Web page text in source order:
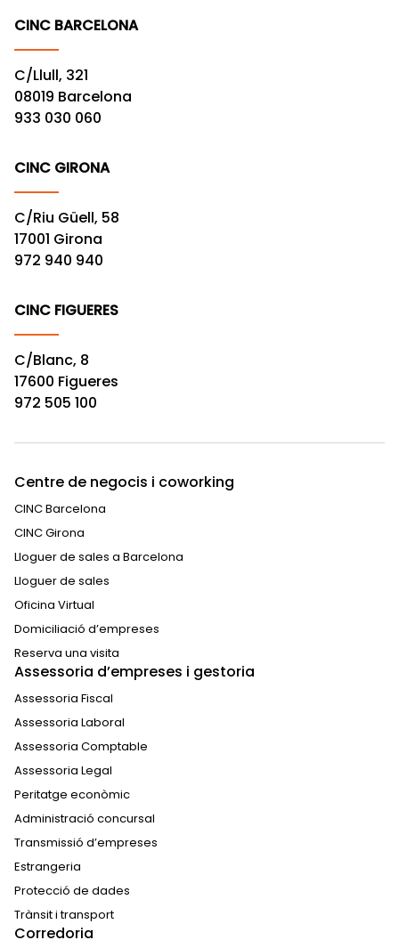
CINC BARCELONA
C/Llull, 321
08019 Barcelona
933 030 060
CINC GIRONA
C/Riu Güell, 58
17001 Girona
972 940 940
CINC FIGUERES
C/Blanc, 8
17600 Figueres
972 505 100
Centre de negocis i coworking
CINC Barcelona
CINC Girona
Lloguer de sales a Barcelona
Lloguer de sales
Oficina Virtual
Domiciliació d’empreses
Reserva una visita
Assessoria d’empreses i gestoria
Assessoria Fiscal
Assessoria Laboral
Assessoria Comptable
Assessoria Legal
Peritatge econòmic
Administració concursal
Transmissió d’empreses
Estrangeria
Protecció de dades
Trànsit i transport
Corredoria